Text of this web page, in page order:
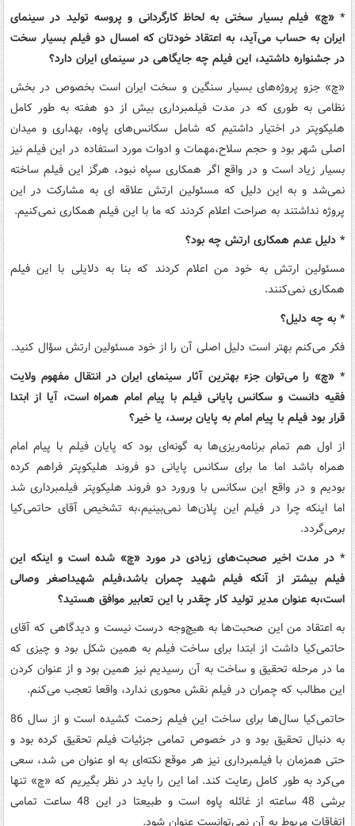
* «چ» فیلم بسیار سختی به لحاظ کارگردانی و پروسه تولید در سینمای
ایران به حساب می‌آید، به اعتقاد خودتان که امسال دو فیلم بسیار سخت
در جشنواره داشتید، این فیلم چه جایگاهی در سینمای ایران دارد؟
«چ» جزو پروژه‌های بسیار سنگین و سخت ایران است بخصوص در بخش
نظامی به طوری که در مدت فیلمبرداری‌ بیش از دو هفته به طور کامل
هلیکوپتر در اختیار داشتیم که شامل سکانس‌های پاوه، بهداری و میدان
اصلی شهر بود و حجم سلاح‌،مهمات و ادوات مورد استفاده در این فیلم نیز
بسیار زیاد است و در واقع اگر همکاری سپاه نبود، هرگز این فیلم ساخته
نمی‌شد و به این دلیل که مسئولین ارتش علاقه ای به مشارکت در این
پروژه نداشتند به صراحت اعلام کردند که ما با این فیلم همکاری نمی‌کنیم.
* دلیل عدم همکاری ارتش چه بود؟
مسئولین ارتش به خود من اعلام کردند که بنا به دلایلی با این فیلم
همکاری نمی‌کنند.
* به چه دلیل؟
فکر می‌کنم بهتر است دلیل اصلی آن را از خود مسئولین ارتش سؤال کنید.
* «چ» را می‌توان جزء بهترین آثار سینمای ایران در انتقال مفهوم ولایت
فقیه دانست و سکانس پایانی فیلم با پیام امام همراه است، آیا از ابتدا
قرار بود فیلم با پیام امام به پایان برسد، یا خیر؟
از اول هم تمام برنامه‌ریزی‌ها به گونه‌ای بود که پایان فیلم با پیام امام
همراه باشد اما ما برای سکانس پایانی دو فروند هلیکوپتر فراهم کرده
بودیم و در واقع این سکانس با ورورد دو فروند هلیکوپتر فیلمبرداری شد
اما اینکه چرا در فیلم این پلان‌ها نمی‌بینیم،به تشخیص آقای حاتمی‌کیا
برمی‌گردد.
* در مدت اخیر صحبت‌های زیادی در مورد «چ» شده است و اینکه این
فیلم بیشتر از آنکه فیلم شهید چمران باشد،‌فیلم شهیداصغر وصالی
است،به عنوان مدیر تولید کار چقدر با این تعابیر موافق هستید؟
به اعتقاد من این صحبت‌ها به هیچ‌وجه درست نیست و دیدگاهی که آقای
حاتمی‌کیا داشت از ابتدا برای ساخت فیلم به همین شکل بود و چیزی که
ما در مرحله تحقیق و ساخت به آن رسیدیم نیز همین بود و از عنوان کردن
این مطالب که چمران در فیلم نقش محوری ندارد، واقعا تعجب می‌کنم.
حاتمی‌کیا سال‌ها برای ساخت این فیلم زحمت کشیده است و از سال 86
به دنبال تحقیق بود و در خصوص تمامی جزئیات فیلم تحقیق کرده بود و
حتی همزمان با فیلمبرداری نیز هر موقع نکته‌ای به او عنوان می شد، سعی
می‌کرد به طور کامل رعایت کند. اما این را باید در نظر بگیریم که «چ» تنها
برشی 48 ساعته از غائله پاوه است و طبیعتا در این 48 ساعت تمامی
اتفاقات مربوط به آن نمی‌توانست عنوان شود.